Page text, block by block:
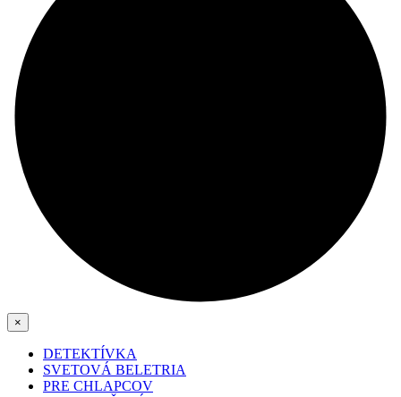
×
DETEKTÍVKA
SVETOVÁ BELETRIA
PRE CHLAPCOV